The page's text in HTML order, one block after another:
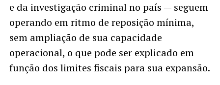
e da investigação criminal no país — seguem
operando em ritmo de reposição mínima,
sem ampliação de sua capacidade
operacional, o que pode ser explicado em
função dos limites fiscais para sua expansão.